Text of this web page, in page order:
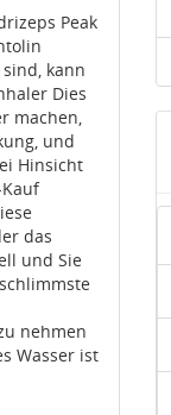
Peak
kann
Dies
machen,
und
Hinsicht
das
und Sie
nehmen
Wasser ist